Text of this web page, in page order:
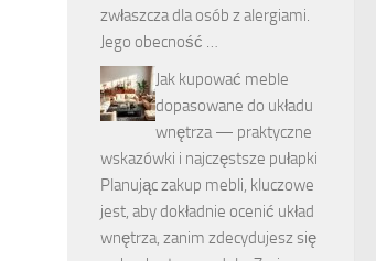
zwłaszcza dla osób z alergiami.
Jego obecność …
Jak kupować meble
dopasowane do układu
wnętrza — praktyczne
wskazówki i najczęstsze pułapki
Planując zakup mebli, kluczowe
jest, aby dokładnie ocenić układ
wnętrza, zanim zdecydujesz się